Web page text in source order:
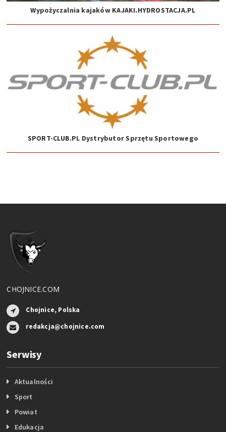
Wypożyczalnia kajaków KAJAKI.HYDROSTACJA.PL
SPORT-CLUB.PL Dystrybutor Sprzętu Sportowego
CHOJNICE.COM
Chojnice, Polska
redakcja@chojnice.com
Serwisy
Aktualności
Sport
Powiat
Edukacja